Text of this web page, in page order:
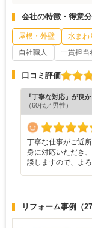
会社の特徴・得意
屋根・外壁 水まわ
自社職人
一貫担当
口コミ評価
『丁寧な対応』が良
（60代／男性）
丁寧な仕事がご近
身に対応いただき
談しますので、よ
リフォーム事例 （